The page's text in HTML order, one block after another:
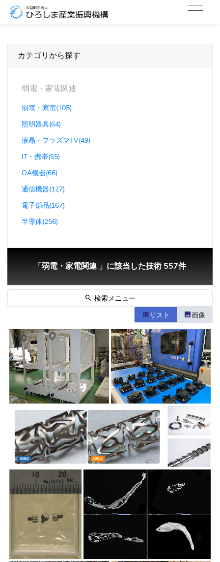
カテゴリから探す
弱電・家電関連
弱電・家電(105)
照明器具(64)
液晶・プラズマTV(49)
IT・携帯(55)
OA機器(66)
通信機器(127)
電子部品(167)
半導体(256)
「弱電・家電関連 」に該当した技術 557件
検索メニュー
リスト
画像